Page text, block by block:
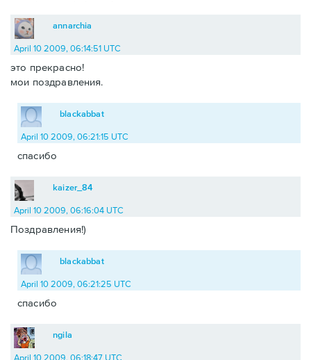
annarchia
April 10 2009, 06:14:51 UTC
это прекрасно!
мои поздравления.
blackabbat
April 10 2009, 06:21:15 UTC
спасибо
kaizer_84
April 10 2009, 06:16:04 UTC
Поздравления!)
blackabbat
April 10 2009, 06:21:25 UTC
спасибо
ngila
April 10 2009, 06:18:47 UTC